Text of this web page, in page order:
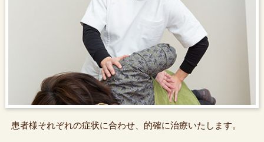
患者様それぞれの症状に合わせ、的確に治療いたします。